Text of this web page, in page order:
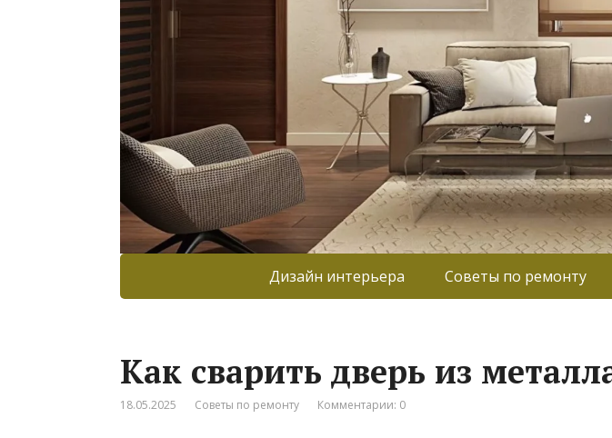
Дизайн интерьера Советы по ремонту
Как сварить дверь из
18.05.2025 Советы по ремонту Комментарии: 0